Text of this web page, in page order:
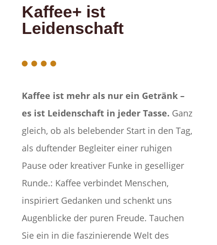
Kaffee+ ist
Leidenschaft
Kaffee ist mehr als nur ein Getränk –
es ist Leidenschaft in jeder Tasse. Ganz
gleich, ob als belebender Start in den Tag,
als duftender Begleiter einer ruhigen
Pause oder kreativer Funke in geselliger
Runde.: Kaffee verbindet Menschen,
inspiriert Gedanken und schenkt uns
Augenblicke der puren Freude. Tauchen
Sie ein in die faszinierende Welt des